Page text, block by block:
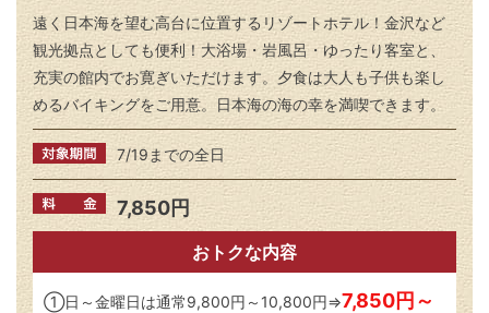
遠く日本海を望む高台に位置するリゾートホテル！金沢など
観光拠点としても便利！大浴場・岩風呂・ゆったり客室と、
充実の館内でお寛ぎいただけます。夕食は大人も子供も楽し
めるバイキングをご用意。日本海の海の幸を満喫できます。
7/19までの全日
7,850円
おトクな内容
①日～金曜日は通常9,800円～10,800円⇒7,850円～